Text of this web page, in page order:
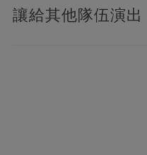
讓給其他隊伍演出